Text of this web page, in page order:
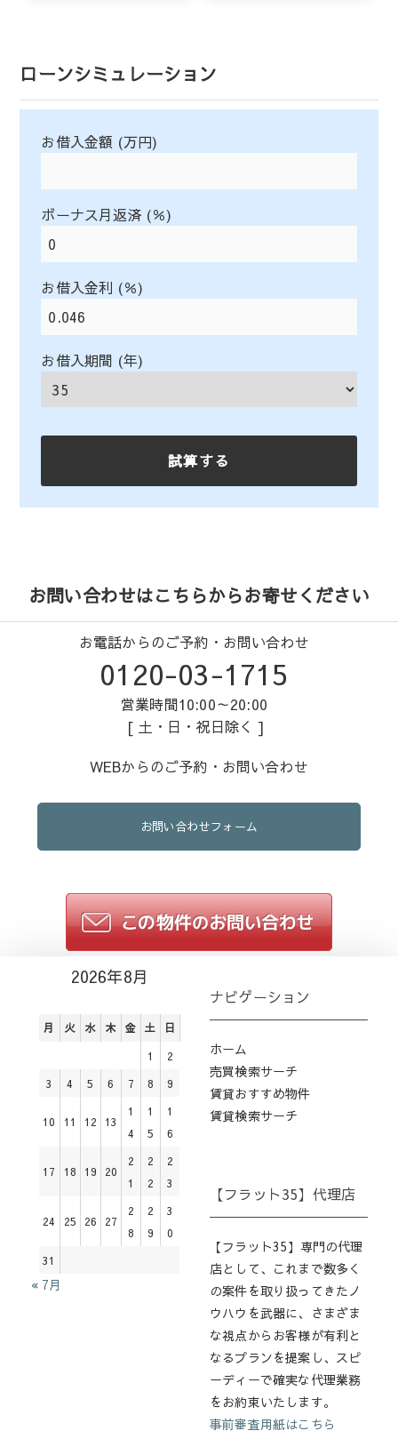
ローンシミュレーション
お借入金額 (万円)
ボーナス月返済 (％)
お借入金利 (％)
お借入期間 (年)
お問い合わせはこちらからお寄せください
お電話からのご予約・お問い合わせ
0120-03-1715
営業時間10:00～20:00
[ 土・日・祝日除く ]
WEBからのご予約・お問い合わせ
お問い合わせフォーム
2026年8月
月 火 水 木 金 土 日
1
2
3
4 5 6 7 8 9
10 11 12 13
1
4
1
5
1
6
17 18 19 20
2
1
2
2
2
3
24 25 26 27
2
8
2
9
3
0
31
« 7月
ナビゲーション
ホーム
売買検索サーチ
賃貸おすすめ物件
賃貸検索サーチ
【フラット35】代理店
【フラット35】専門の代理
店として、これまで数多く
の案件を取り扱ってきたノ
ウハウを武器に、さまざま
な視点からお客様が有利と
なるプランを提案し、スピ
ーディーで確実な代理業務
をお約束いたします。
事前審査用紙はこちら